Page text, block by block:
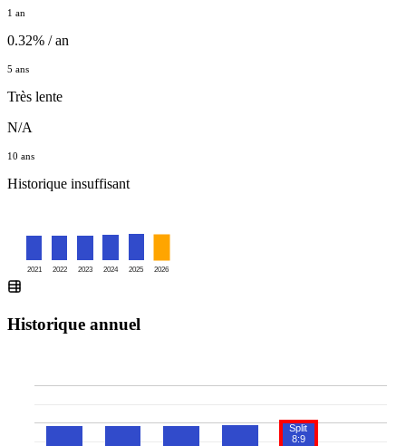
1 an
0.32% / an
5 ans
Très lente
N/A
10 ans
Historique insuffisant
2021 2022 2023 2024 2025 2026
Historique annuel
Split
8:9